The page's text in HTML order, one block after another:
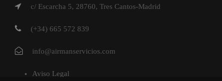
c/ Escarcha 5, 28760, Tres Cantos-Madrid
(+34) 665 572 839
info@airmanservicios.com
Aviso Legal